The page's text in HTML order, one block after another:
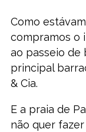
Como
compramos o
ao passeio de
principal
& Cia.
E a praia de
não quer